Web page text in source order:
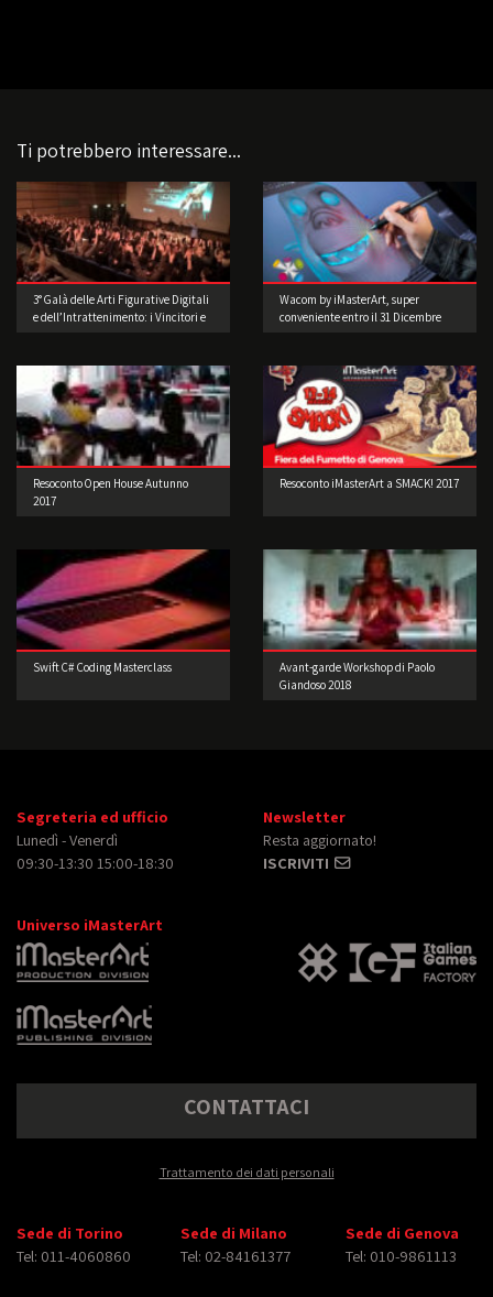
Ti potrebbero interessare...
3° Galà delle Arti Figurative Digitali
e dell’Intrattenimento: i Vincitori e
Wacom by iMasterArt, super
conveniente entro il 31 Dicembre
Resoconto Open House Autunno
2017
Resoconto iMasterArt a SMACK! 2017
Swift C# Coding Masterclass
Avant-garde Workshop di Paolo
Giandoso 2018
Segreteria ed ufficio
Lunedì - Venerdì
09:30-13:30 15:00-18:30
Newsletter
Resta aggiornato!
ISCRIVITI
Universo iMasterArt
CONTATTACI
Trattamento dei dati personali
Sede di Torino
Tel: 011-4060860
Sede di Milano
Tel: 02-84161377
Sede di Genova
Tel: 010-9861113